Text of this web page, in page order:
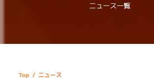
ニュース一覧
Top / ニュース